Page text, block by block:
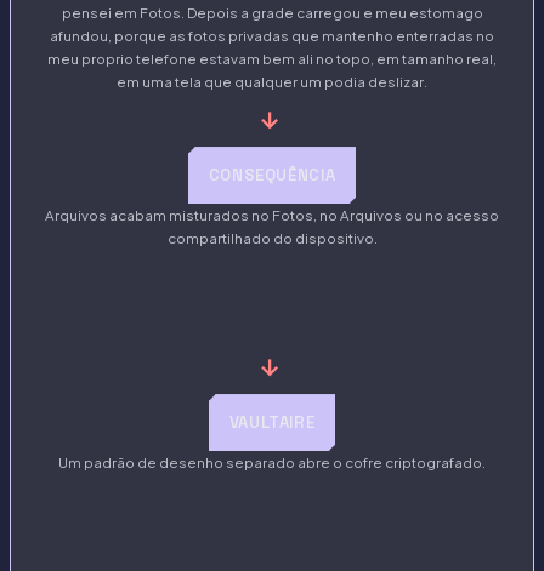
pensei em Fotos. Depois a grade carregou e meu estomago
afundou, porque as fotos privadas que mantenho enterradas no
meu proprio telefone estavam bem ali no topo, em tamanho real,
em uma tela que qualquer um podia deslizar.
→
CONSEQUÊNCIA
Arquivos acabam misturados no Fotos, no Arquivos ou no acesso
compartilhado do dispositivo.
→
VAULTAIRE
Um padrão de desenho separado abre o cofre criptografado.